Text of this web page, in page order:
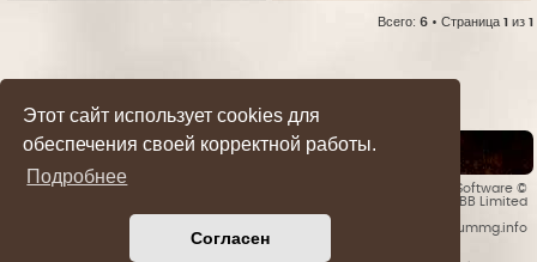
Этот сайт использует cookies для
обеспечения своей корректной работы.
Подробнее
Согласен
Всего: 6 • Страница 1 из 1
Список форумов
Style developer by
® Forum Software ©
phpBB Limited
© 2016 - 2026 forummg.info